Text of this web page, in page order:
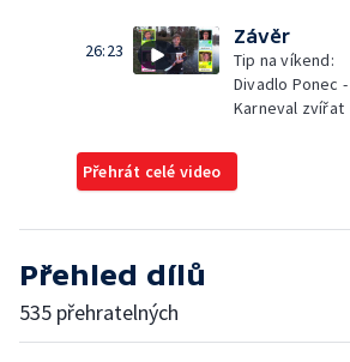
26:23
Závěr
Tip na víkend:
Divadlo Ponec -
Karneval zvířat
Přehrát celé video
Přehled dílů
535 přehratelných